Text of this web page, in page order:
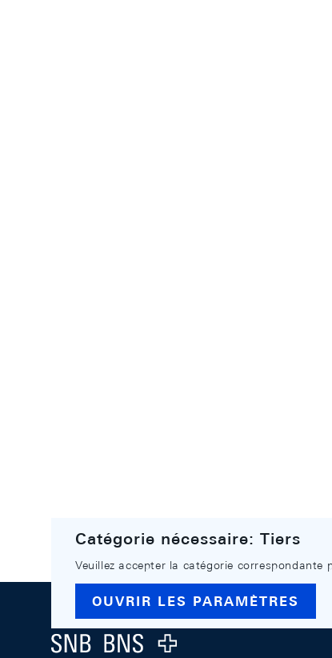
Catégorie nécessaire: Tiers
Veuillez accepter la catégorie correspondante
OUVRIR LES PARAMÈTRES
Footer
Logo